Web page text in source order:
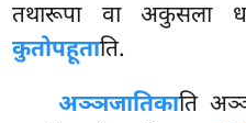
तथारूपा वा अकुसला
कुतोपहूताति.
अञ्ञजातिकाति